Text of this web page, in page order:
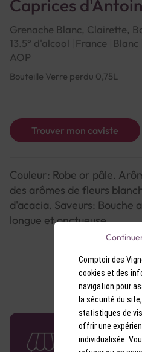
Caprices
Grenache Blanc, Clairette,
13.5° d'alcool
France Blanc
AOP
Bouteille Verre perdu 0,75L
Trouver mon caviste
Couleur: Robe or pâle.
des arômes de fleurs
d'acacia. Saveurs: Bouche
longue et onctueuse.
58 caves en
Retrouvez le
Comptoir des
cookies et des
navigation pour
la sécurité du
statistiques de
offrir une
individualisée.